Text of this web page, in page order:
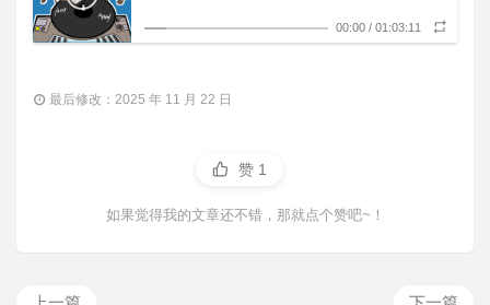
00:00 / 01:03:11
最后修改：2025 年 11 月 22 日
赞 1
如果觉得我的文章还不错，那就点个赞吧~！